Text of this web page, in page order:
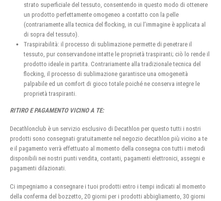
strato superficiale del tessuto, consentendo in questo modo di ottenere
un prodotto perfettamente omogeneo a contatto con la pelle
(contrariamente alla tecnica del flocking, in cui l’immagine è applicata al
di sopra del tessuto).
Traspirabilità: il processo di sublimazione permette di penetrare il
tessuto, pur conservandone intatte le proprietà traspiranti; ciò lo rende il
prodotto ideale in partita. Contrariamente alla tradizionale tecnica del
flocking, il processo di sublimazione garantisce una omogeneità
palpabile ed un comfort di gioco totale poiché ne conserva integre le
proprietà traspiranti.
RITIRO E PAGAMENTO VICINO A TE:
Decathlonclub è un servizio esclusivo di Decathlon per questo tutti i nostri
prodotti sono consegnati gratuitamente nel negozio decathlon più vicino a te
e il pagamento verrà effettuato al momento della consegna con tutti i metodi
disponibili nei nostri punti vendita, contanti, pagamenti elettronici, assegni e
pagamenti dilazionati.
Ci impegniamo a consegnare i tuoi prodotti entro i tempi indicati al momento
della conferma del bozzetto, 20 giorni per i prodotti abbigliamento, 30 giorni